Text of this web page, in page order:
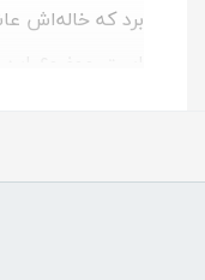
برد که خاله‌اش
عشق کیانوش
سر می‌بردند
رویاهای آنها را